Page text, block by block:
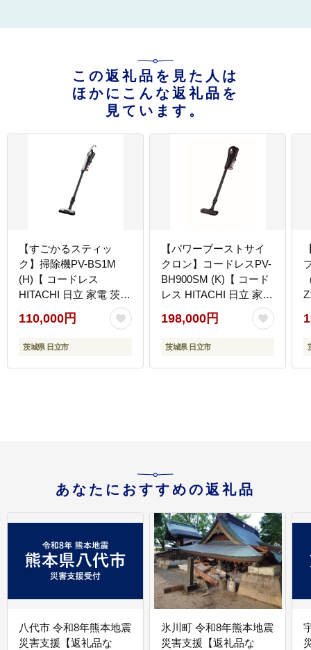
この返礼品を見た人は
ほかにこんな返礼品を
見ています。
【すごかるスティッ
ク】掃除機PV-BS1M
(H)【 コードレス
HITACHI 日立 家電 茨城
県 日立市】
110,000円
茨城県 日立市
【パワーブーストサイ
クロン】コードレスPV-
BH900SM (K)【 コード
レス HITACHI 日立 家電
茨城県 日立市】
198,000円
茨城県 日立市
あなたにおすすめの返礼品
八代市 令和8年熊本地震
災害支援【返礼品な
氷川町 令和8年熊本地震
災害支援【返礼品な